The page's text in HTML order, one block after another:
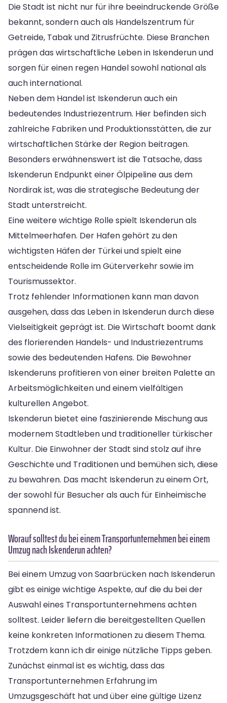
Die Stadt ist nicht nur für ihre beeindruckende Größe
bekannt, sondern auch als Handelszentrum für
Getreide, Tabak und Zitrusfrüchte. Diese Branchen
prägen das wirtschaftliche Leben in Iskenderun und
sorgen für einen regen Handel sowohl national als
auch international.
Neben dem Handel ist Iskenderun auch ein
bedeutendes Industriezentrum. Hier befinden sich
zahlreiche Fabriken und Produktionsstätten, die zur
wirtschaftlichen Stärke der Region beitragen.
Besonders erwähnenswert ist die Tatsache, dass
Iskenderun Endpunkt einer Ölpipeline aus dem
Nordirak ist, was die strategische Bedeutung der
Stadt unterstreicht.
Eine weitere wichtige Rolle spielt Iskenderun als
Mittelmeerhafen. Der Hafen gehört zu den
wichtigsten Häfen der Türkei und spielt eine
entscheidende Rolle im Güterverkehr sowie im
Tourismussektor.
Trotz fehlender Informationen kann man davon
ausgehen, dass das Leben in Iskenderun durch diese
Vielseitigkeit geprägt ist. Die Wirtschaft boomt dank
des florierenden Handels- und Industriezentrums
sowie des bedeutenden Hafens. Die Bewohner
Iskenderuns profitieren von einer breiten Palette an
Arbeitsmöglichkeiten und einem vielfältigen
kulturellen Angebot.
Iskenderun bietet eine faszinierende Mischung aus
modernem Stadtleben und traditioneller türkischer
Kultur. Die Einwohner der Stadt sind stolz auf ihre
Geschichte und Traditionen und bemühen sich, diese
zu bewahren. Das macht Iskenderun zu einem Ort,
der sowohl für Besucher als auch für Einheimische
spannend ist.
Worauf solltest du bei einem Transportunternehmen bei einem
Umzug nach Iskenderun achten?
Bei einem Umzug von Saarbrücken nach Iskenderun
gibt es einige wichtige Aspekte, auf die du bei der
Auswahl eines Transportunternehmens achten
solltest. Leider liefern die bereitgestellten Quellen
keine konkreten Informationen zu diesem Thema.
Trotzdem kann ich dir einige nützliche Tipps geben.
Zunächst einmal ist es wichtig, dass das
Transportunternehmen Erfahrung im
Umzugsgeschäft hat und über eine gültige Lizenz